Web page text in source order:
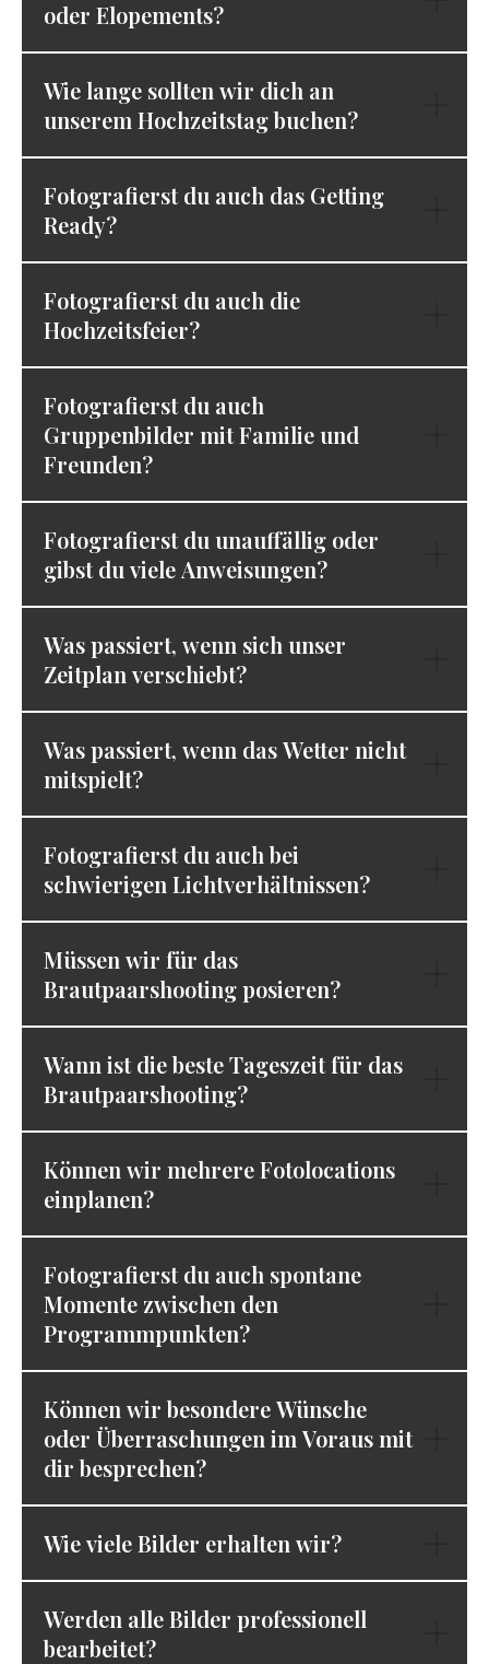
oder Elopements?
Wie lange sollten wir dich an
unserem Hochzeitstag buchen?
Fotografierst du auch das Getting
Ready?
Fotografierst du auch die
Hochzeitsfeier?
Fotografierst du auch
Gruppenbilder mit Familie und
Freunden?
Fotografierst du unauffällig oder
gibst du viele Anweisungen?
Was passiert, wenn sich unser
Zeitplan verschiebt?
Was passiert, wenn das Wetter nicht
mitspielt?
Fotografierst du auch bei
schwierigen Lichtverhältnissen?
Müssen wir für das
Brautpaarshooting posieren?
Wann ist die beste Tageszeit für das
Brautpaarshooting?
Können wir mehrere Fotolocations
einplanen?
Fotografierst du auch spontane
Momente zwischen den
Programmpunkten?
Können wir besondere Wünsche
oder Überraschungen im Voraus mit
dir besprechen?
Wie viele Bilder erhalten wir?
Werden alle Bilder professionell
bearbeitet?